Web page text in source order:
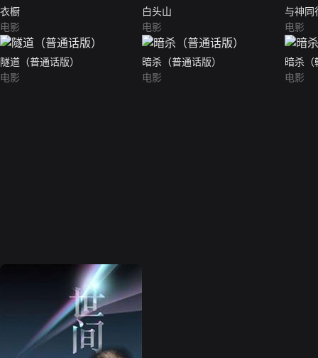
衣橱
电影
白头山
电影
与神同
电影
隧道（普通话版）
电影
暗杀（普通话版）
电影
暗杀（
电影